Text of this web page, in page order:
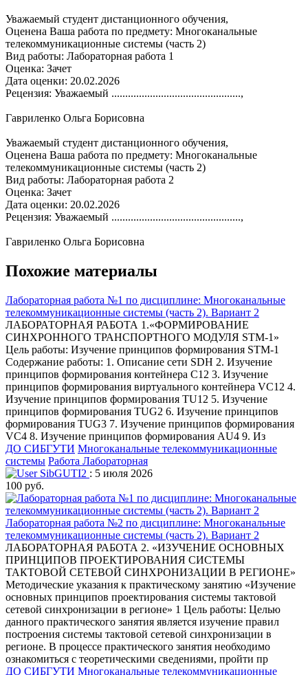
Уважаемый студент дистанционного обучения,
Оценена Ваша работа по предмету: Многоканальные
телекоммуникационные системы (часть 2)
Вид работы: Лабораторная работа 1
Оценка: Зачет
Дата оценки: 20.02.2026
Рецензия: Уважаемый ...............................................,
Гавриленко Ольга Борисовна
Уважаемый студент дистанционного обучения,
Оценена Ваша работа по предмету: Многоканальные
телекоммуникационные системы (часть 2)
Вид работы: Лабораторная работа 2
Оценка: Зачет
Дата оценки: 20.02.2026
Рецензия: Уважаемый ...............................................,
Гавриленко Ольга Борисовна
Похожие материалы
Лабораторная работа №1 по дисциплине: Многоканальные
телекоммуникационные системы (часть 2). Вариант 2
ЛАБОРАТОРНАЯ РАБОТА 1.«ФОРМИРОВАНИЕ
СИНХРОННОГО ТРАНСПОРТНОГО МОДУЛЯ STM-1»
Цель работы: Изучение принципов формирования STM-1
Содержание работы: 1. Описание сети SDH 2. Изучение
принципов формирования контейнера С12 3. Изучение
принципов формирования виртуального контейнера VС12 4.
Изучение принципов формирования TU12 5. Изучение
принципов формирования TUG2 6. Изучение принципов
формирования TUG3 7. Изучение принципов формирования
VС4 8. Изучение принципов формирования AU4 9. Из
ДО СИБГУТИ Многоканальные телекоммуникационные
системы Работа Лабораторная
SibGUTI2 : 5 июля 2026
100 руб.
Лабораторная работа №2 по дисциплине: Многоканальные
телекоммуникационные системы (часть 2). Вариант 2
ЛАБОРАТОРНАЯ РАБОТА 2. «ИЗУЧЕНИЕ ОСНОВНЫХ
ПРИНЦИПОВ ПРОЕКТИРОВАНИЯ СИСТЕМЫ
ТАКТОВОЙ СЕТЕВОЙ СИНХРОНИЗАЦИИ В РЕГИОНЕ»
Методические указания к практическому занятию «Изучение
основных принципов проектирования системы тактовой
сетевой синхронизации в регионе» 1 Цель работы: Целью
данного практического занятия является изучение правил
построения системы тактовой сетевой синхронизации в
регионе. В процессе практического занятия необходимо
ознакомиться с теоретическими сведениями, пройти пр
ДО СИБГУТИ Многоканальные телекоммуникационные